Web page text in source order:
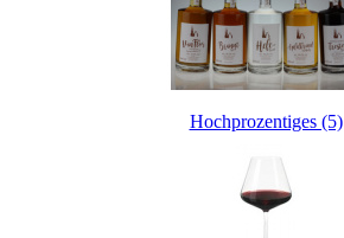
Hochprozentiges (5)